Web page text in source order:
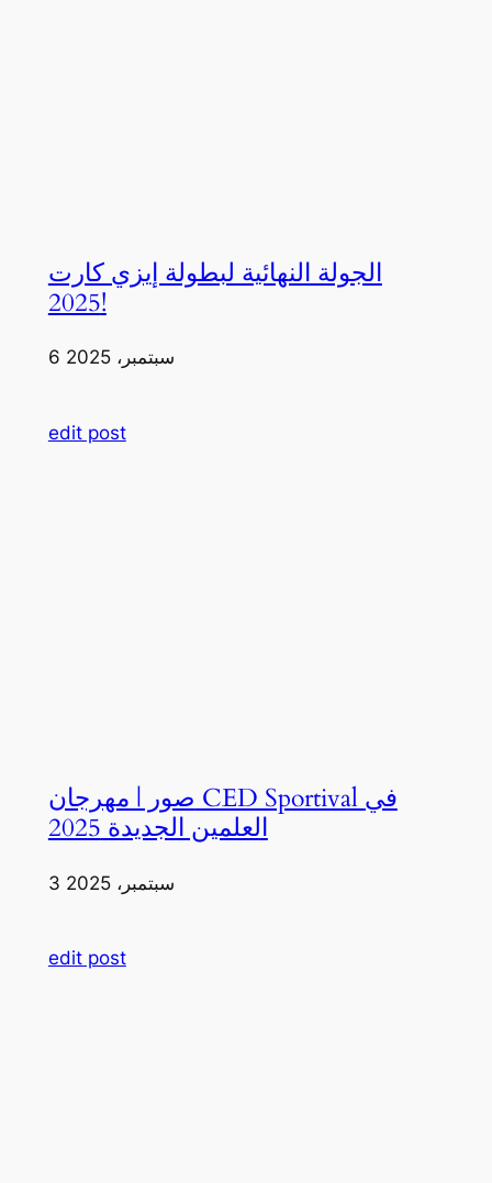
الجولة النهائية لبطولة إيزي كارت
2025!
6 سبتمبر، 2025
edit post
صور | مهرجان CED Sportival في
العلمين الجديدة 2025
3 سبتمبر، 2025
edit post